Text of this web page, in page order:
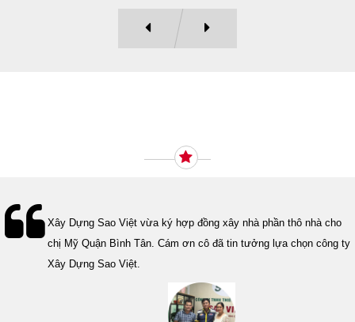
Lễ bàn giao nhà cho gia đình Cô Vân quận 11. Cám ơn anh Tính
đã tin tưởng, lựa chọn công ty Xây Dựng Sao Việt.